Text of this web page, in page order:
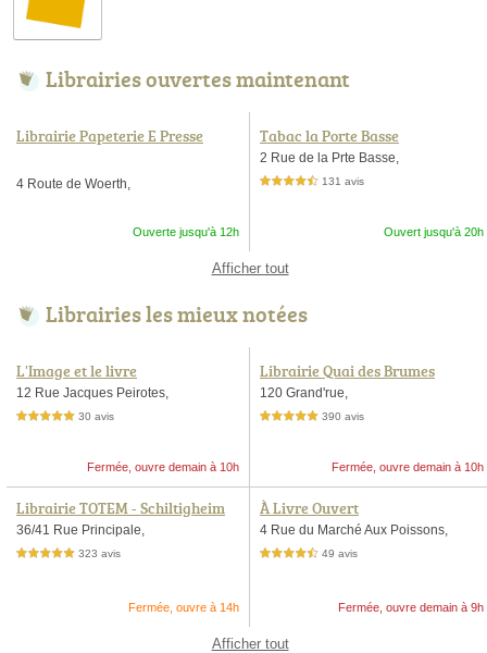
Librairies ouvertes maintenant
Librairie Papeterie E Presse
4 Route de Woerth,
Ouverte jusqu'à 12h
Tabac la Porte Basse
2 Rue de la Prte Basse,
4,5 étoiles sur 5 131 avis
Ouvert jusqu'à 20h
Afficher tout
Librairies les mieux notées
L'Image et le livre
12 Rue Jacques Peirotes,
5,0 étoiles sur 5 30 avis
Fermée, ouvre demain à 10h
Librairie Quai des Brumes
120 Grand'rue,
5,0 étoiles sur 5 390 avis
Fermée, ouvre demain à 10h
Librairie TOTEM - Schiltigheim
36/41 Rue Principale,
5,0 étoiles sur 5 323 avis
Fermée, ouvre à 14h
À Livre Ouvert
4 Rue du Marché Aux Poissons,
4,5 étoiles sur 5 49 avis
Fermée, ouvre demain à 9h
Afficher tout